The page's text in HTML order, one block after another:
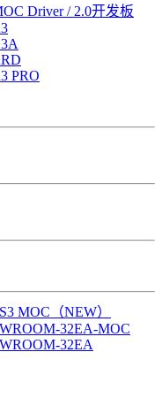
Driver / 2.0开发板
PRO
MOC（NEW）
32EA-MOC
32EA